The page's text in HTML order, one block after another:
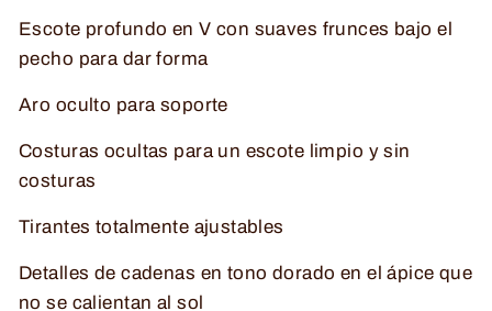
Escote profundo en V con suaves frunces bajo el
pecho para dar forma
Aro oculto para soporte
Costuras ocultas para un escote limpio y sin
costuras
Tirantes totalmente ajustables
Detalles de cadenas en tono dorado en el ápice que
no se calientan al sol